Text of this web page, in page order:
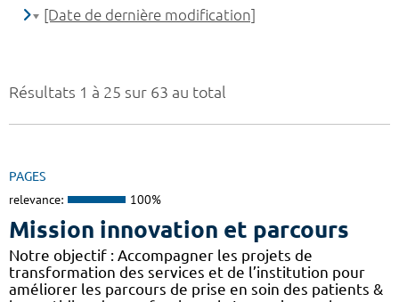
Résultats 1 à 25 sur 63 au total
PAGES
relevance: 100%
Mission innovation et parcours
Notre objectif : Accompagner les projets de
transformation des services et de l’institution pour
améliorer les parcours de prise en soin des patients &
[Date de dernière modification]